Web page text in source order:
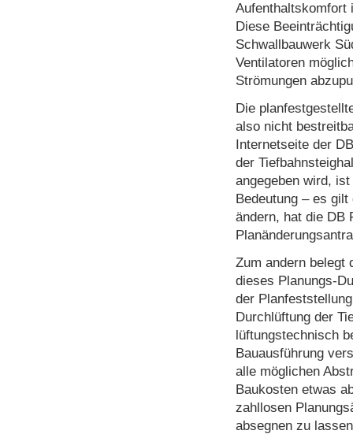
Aufenthaltskomfort
Diese
Schwallbauwerk
Ventilatoren
Strömungen
Die
also nicht
Internetseite der
der
angegeben wird,
Bedeutung – es
ändern, hat die DB
Zum andern belegt
dieses Planungs-
der
Durchlüftung der
lüftungstechnisch
Bauausführung
alle möglichen
Baukosten etwas
zahllosen
absegnen zu